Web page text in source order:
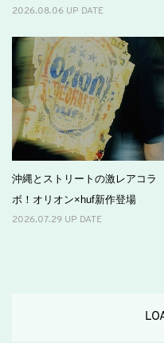
2026.08.06 UP DATE
沖縄とストリートの激レアコラ
ボ！オリオン×huf新作登場
2026.07.29 UP DATE